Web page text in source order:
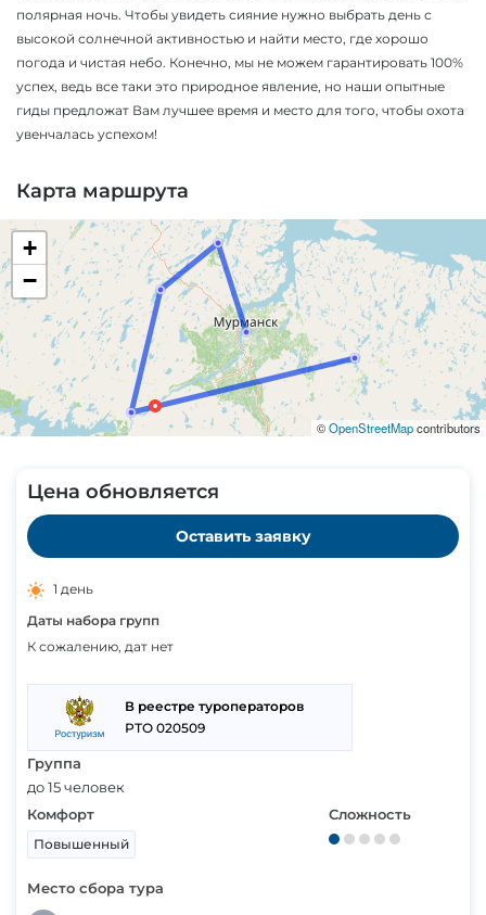
полярная ночь. Чтобы увидеть сияние нужно выбрать день с
высокой солнечной активностью и найти место, где хорошо
погода и чистая небо. Конечно, мы не можем гарантировать 100%
успех, ведь все таки это природное явление, но наши опытные
гиды предложат Вам лучшее время и место для того, чтобы охота
увенчалась успехом!
Карта маршрута
+
−
©OpenStreetMapcontributors
Цена обновляется
Оставить заявку
1 день
Даты набора групп
К сожалению, дат нет
В реестре туроператоров
РТО 020509
Группа
до 15 человек
Комфорт
Повышенный
Сложность
Место сбора тура